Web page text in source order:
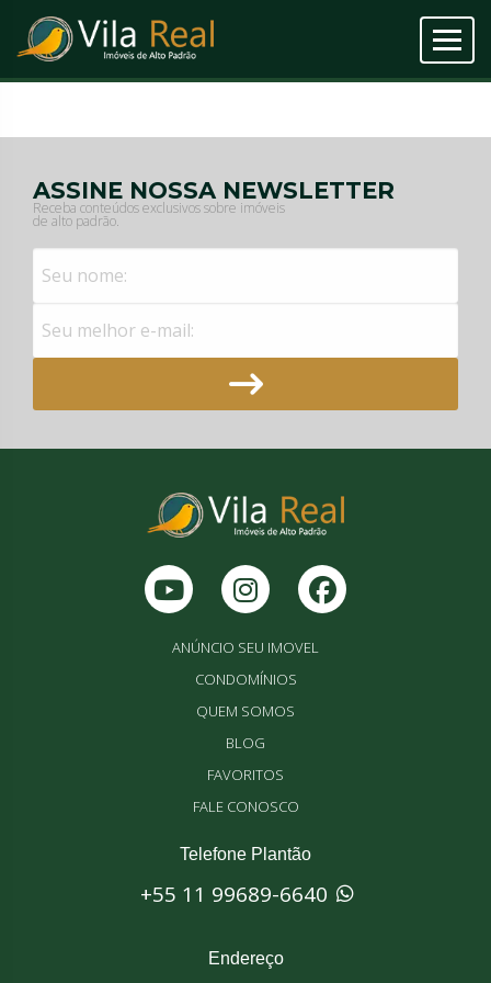
ASSINE NOSSA NEWSLETTER
Receba conteúdos exclusivos sobre imóveis
de alto padrão.
ANÚNCIO SEU IMOVEL
CONDOMÍNIOS
QUEM SOMOS
BLOG
FAVORITOS
FALE CONOSCO
Telefone Plantão
+55 11 99689-6640
Endereço